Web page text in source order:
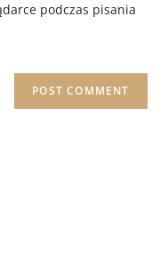
podczas pisania